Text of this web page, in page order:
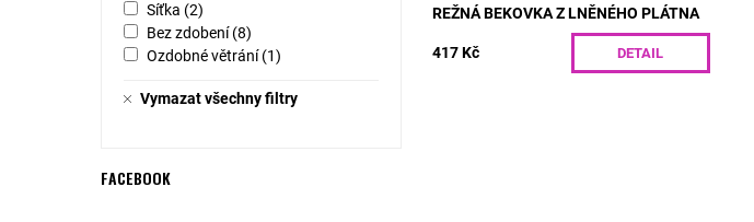
REŽNÁ BEKOVKA Z LNĚNÉHO PLÁTNA
417 Kč DETAIL
Síťka (2)
Bez zdobení(8)
Ozdobné větrání(1)
Vymazat všechny filtry
FACEBOOK